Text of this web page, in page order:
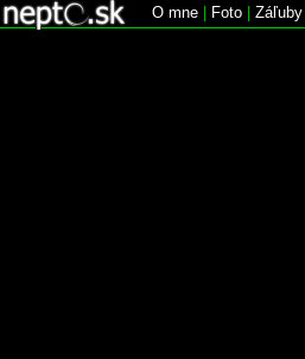
O mne Foto Záľuby